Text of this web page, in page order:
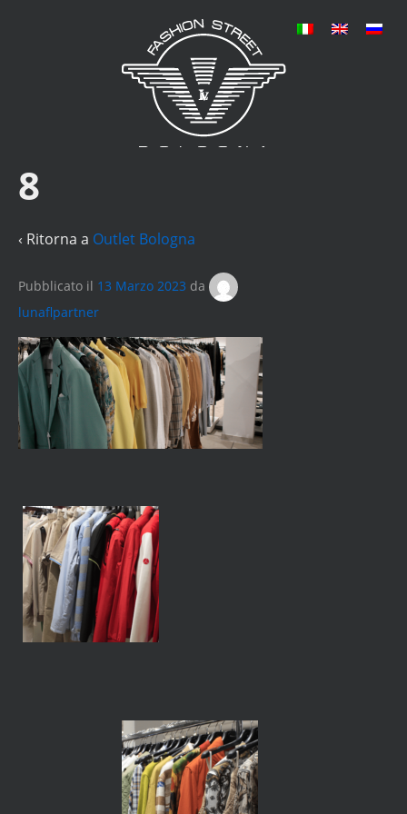
8
‹ Ritorna a Outlet Bologna
Pubblicato il 13 Marzo 2023 da
lunaflpartner